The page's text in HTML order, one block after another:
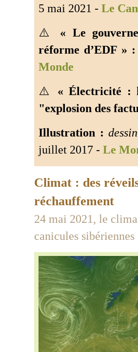
5 mai 2021 - Le
⚠️ « Le
réforme d’EDF » :
Monde
⚠️ « Électricité :
"explosion des
Illustration :
juillet 2017 - Le
Climat : des
réchauffement
24 mai 2021, le
canicules sibériennes